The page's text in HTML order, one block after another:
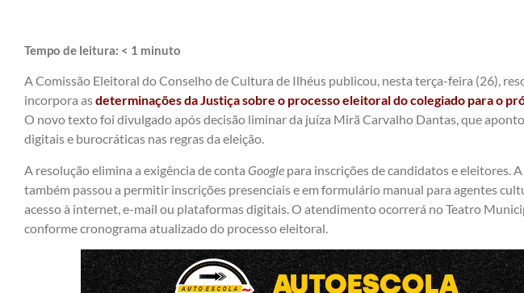
Tempo de leitura: < 1 minuto
A Comissão Eleitoral do Conselho de Cultura de Ilhéus publicou, nesta terça-feira (26),
incorpora asdeterminações da Justiça sobre o processo eleitoral do colegiado para o
O novo texto foi divulgado após decisão liminar da juíza Mirã Carvalho Dantas, que
digitais e burocráticas nas regras da eleição.
A resolução elimina a exigência de conta Google para inscrições de candidatos e eleitores.
também passou a permitir inscrições presenciais e em formulário manual para agentes
acesso à internet, e-mail ou plataformas digitais. O atendimento ocorrerá no Teatro
conforme cronograma atualizado do processo eleitoral.